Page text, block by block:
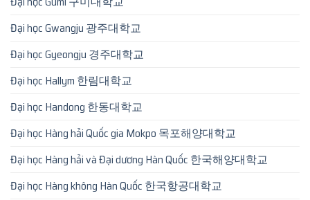
Đại học Gwangju 광주대학교
Đại học Gyeongju 경주대학교
Đại học Hallym 한림대학교
Đại học Handong 한동대학교
Đại học Hàng hải Quốc gia Mokpo 목포해양대학교
Đại học Hàng hải và Đại dương Hàn Quốc 한국해양대학교
Đại học Hàng không Hàn Quốc 한국항공대학교